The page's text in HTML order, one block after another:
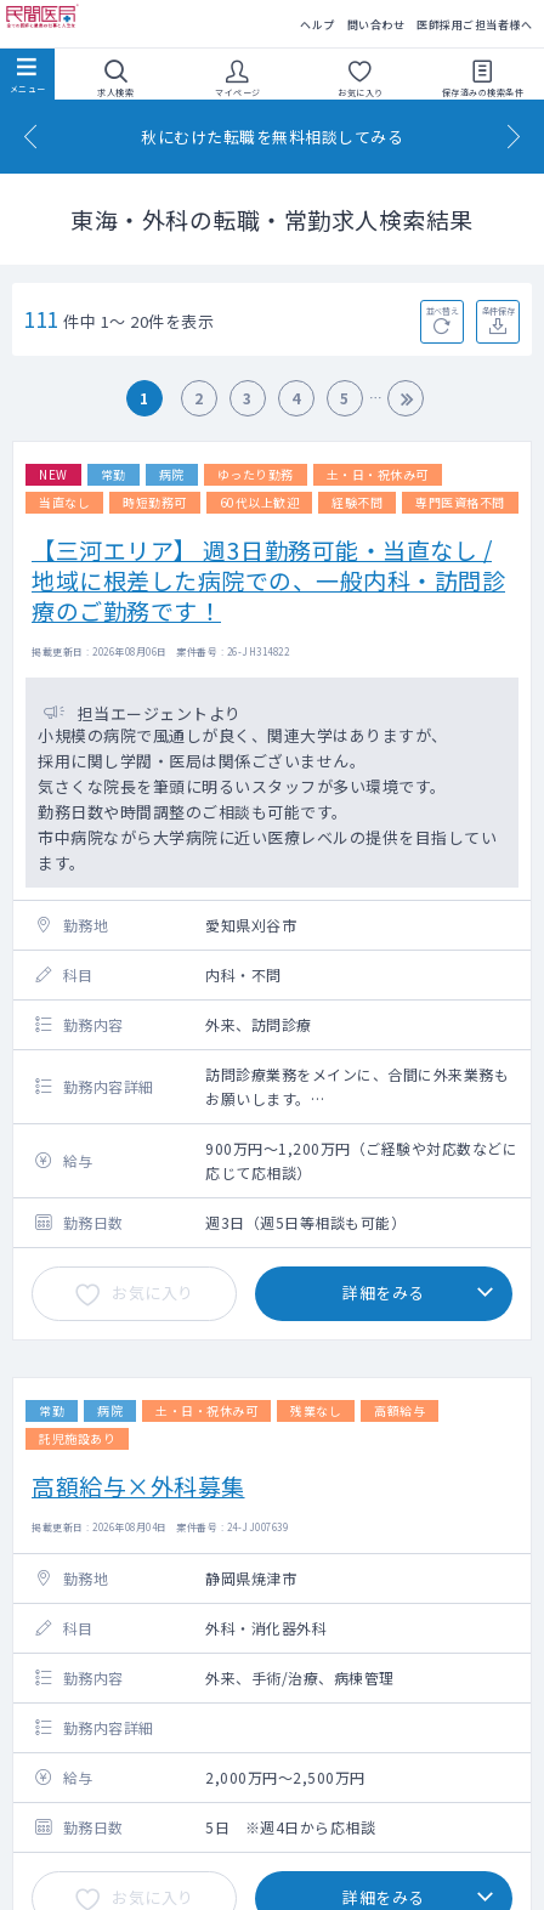
ヘルプ 問い合わせ 医師採用ご担当者様へ
求人検索 マイページ お気に入り 保存済みの検索条件
秋にむけた転職を無料相談してみる
東海・外科の転職・常勤求人検索結果
111 件中 1～ 20件を表示 並べ替え 条件保存
1 2 3 4 5
NEW 常勤 病院 ゆったり勤務
土・日・祝休み可
当直なし
時短勤務可 60代以上歓迎 経験不問 専門医資格不問
【三河エリア】 週3日勤務可能・当直なし /
地域に根差した病院での、一般内科・訪問診
療のご勤務です！
掲載更新日 : 2026年08月06日 案件番号 : 26-JH314822
担当エージェントより
小規模の病院で風通しが良く、関連大学はありますが、
採用に関し学閥・医局は関係ございません。
気さくな院長を筆頭に明るいスタッフが多い環境です。
勤務日数や時間調整のご相談も可能です。
市中病院ながら大学病院に近い医療レベルの提供を目指してい
ます。
勤務地 愛知県刈谷市
科目 内科・不問
勤務内容 外来、訪問診療
勤務内容詳細
訪問診療業務をメインに、合間に外来業務も
お願いします。
法人内の関連施設（病院隣接）の50～60名程
度をメインに、近隣の居宅も1～3件程お願い
致します。
外来は一般内科外来をはじめ、先生のご専門
に応じてお願いしております。
給与
900万円～1,200万円（ご経験や対応数などに
応じて応相談）
勤務日数 週3日（週5日等相談も可能）
お気に入り 詳細をみる
常勤 病院 土・日・祝休み可 残業なし
高額給与
託児施設あり
高額給与×外科募集
掲載更新日 : 2026年08月04日 案件番号 : 24-JJ007639
勤務地 静岡県焼津市
科目 外科・消化器外科
勤務内容 外来、手術/治療、病棟管理
勤務内容詳細
給与 2,000万円～2,500万円
勤務日数 5日 ※週4日から応相談
お気に入り 詳細をみる